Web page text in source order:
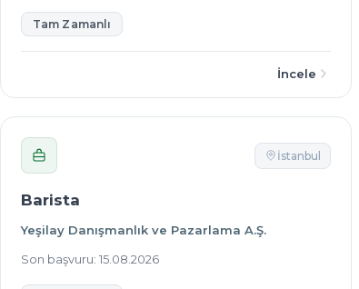
Tam Zamanlı
İncele
İstanbul
Barista
Yeşilay Danışmanlık ve Pazarlama A.Ş.
Son başvuru: 15.08.2026